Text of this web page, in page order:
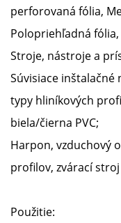
perforovaná fólia,
Polopriehľadná
Stroje, nástroje a
Súvisiace inštalačné
typy hliníkových
biela/čierna PVC;
Harpon, vzduchový
profilov, zvárací
Použitie: